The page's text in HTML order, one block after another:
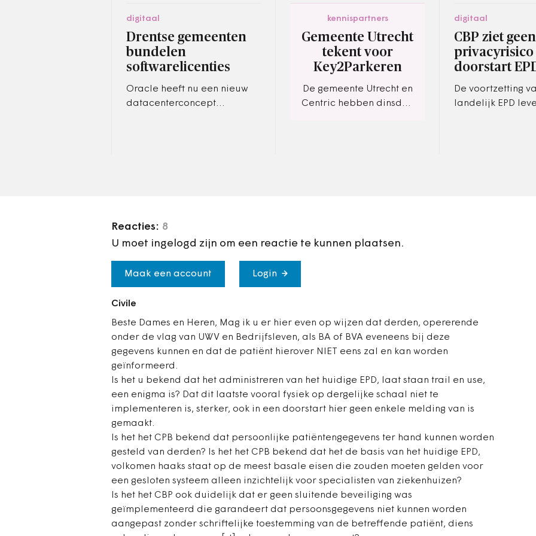
digitaal
Drentse gemeenten
bundelen
softwarelicenties
Oracle heeft nu een nieuw
datacenterconcept
kennispartners
Gemeente Utrecht
tekent voor
Key2Parkeren
De gemeente Utrecht en
Centric hebben dinsdag
digitaal
CBP ziet geen
privacyrisico
doorstart
De voortzetting
landelijk EPD
Reacties: 8
U moet ingelogd zijn om een reactie te kunnen plaatsen.
Maak een account Login
Civile
Beste Dames en Heren, Mag ik u er hier even op wijzen dat derden, opererende
onder de vlag van UWV en Bedrijfsleven, als BA of BVA eveneens bij deze
gegevens kunnen en dat de patiënt hierover NIET eens zal en kan worden
geïnformeerd.
Is het u bekend dat het administreren van het huidige EPD, laat staan trail en use,
een enigma is? Dat dit laatste vooral fysiek op dergelijke schaal niet te
implementeren is, sterker, ook in een doorstart hier geen enkele melding van is
gemaakt.
Is het het CPB bekend dat persoonlijke patiëntengegevens ter hand kunnen worden
gesteld van derden? Is het het CPB bekend dat het de basis van het huidige EPD,
volkomen haaks staat op de meest basale eisen die zouden moeten gelden voor
een gesloten systeem alleen inzichtelijk voor specialisten van ziekenhuizen?
Is het het CBP ook duidelijk dat er geen sluitende beveiliging was
geïmplementeerd die garandeert dat persoonsgegevens niet kunnen worden
aangepast zonder schriftelijke toestemming van de betreffende patiënt, diens